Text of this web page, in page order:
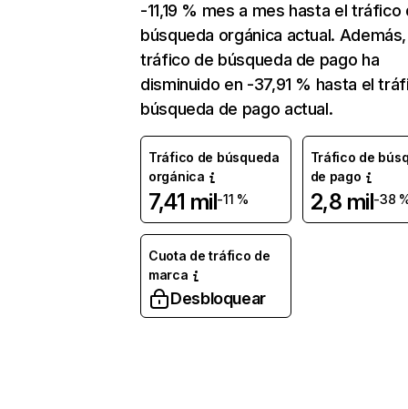
-11,19 % mes a mes hasta el tráfico
búsqueda orgánica actual.
tráfico de búsqueda de pago ha
disminuido en -37,91 % hasta el
búsqueda de pago actual.
Tráfico de búsqueda
orgánica
7,41 mil-11 %
Tráfico de
de pago
2,8 mil-38
Cuota de tráfico de
marca
Desbloquear